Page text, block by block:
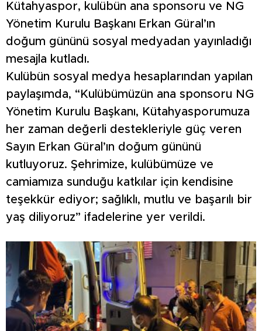
Kütahyaspor, kulübün ana sponsoru ve NG
Yönetim Kurulu Başkanı Erkan Güral’ın
doğum gününü sosyal medyadan yayınladığı
mesajla kutladı.
Kulübün sosyal medya hesaplarından yapılan
paylaşımda, “Kulübümüzün ana sponsoru NG
Yönetim Kurulu Başkanı, Kütahyasporumuza
her zaman değerli destekleriyle güç veren
Sayın Erkan Güral’ın doğum gününü
kutluyoruz. Şehrimize, kulübümüze ve
camiamıza sunduğu katkılar için kendisine
teşekkür ediyor; sağlıklı, mutlu ve başarılı bir
yaş diliyoruz” ifadelerine yer verildi.